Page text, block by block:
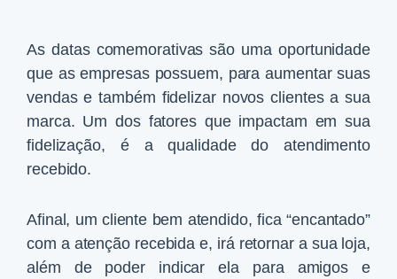
As datas comemorativas são uma oportunidade
que as empresas possuem, para aumentar suas
vendas e também fidelizar novos clientes a sua
marca. Um dos fatores que impactam em sua
fidelização, é a qualidade do atendimento
recebido.
Afinal, um cliente bem atendido, fica “encantado”
com a atenção recebida e, irá retornar a sua loja,
além de poder indicar ela para amigos e